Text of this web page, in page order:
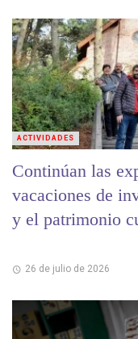
Continúan las
vacaciones de
y el patrimonio
26 de julio de 2026
ACTIVIDADES